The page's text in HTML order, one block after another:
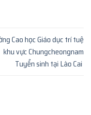
Cao học Giáo dục trí tuệ
khu vực Chungcheongnam
Tuyển sinh tại Lào Cai